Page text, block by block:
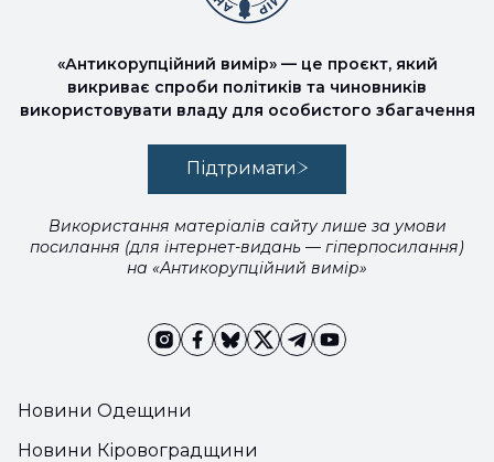
Новини Одещини
Новини Кіровоградщини
«Антикорупційний вимір» — це проєкт, який
викриває спроби політиків та чиновників
використовувати владу для особистого збагачення
Підтримати
Використання матеріалів сайту лише за умови
посилання (для інтернет-видань — гіперпосилання)
на «Антикорупційний вимір»